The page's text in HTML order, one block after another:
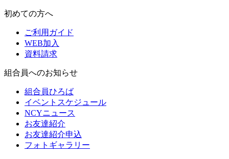
初めての方へ
ご利用ガイド
WEB加入
資料請求
組合員へのお知らせ
組合員ひろば
イベントスケジュール
NCYニュース
お友達紹介
お友達紹介申込
フォトギャラリー